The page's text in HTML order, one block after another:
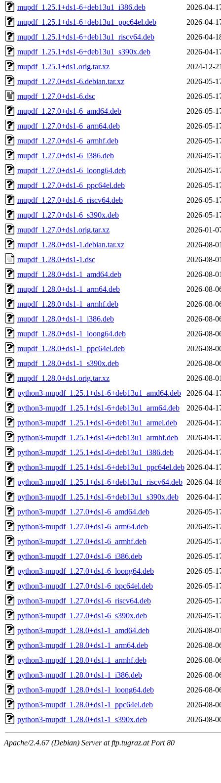
mupdf_1.25.1+ds1-6+deb13u1_i386.deb
2026-04-
mupdf_1.25.1+ds1-6+deb13u1_ppc64el.deb
2026-04-
mupdf_1.25.1+ds1-6+deb13u1_riscv64.deb
2026-04-
mupdf_1.25.1+ds1-6+deb13u1_s390x.deb
2026-04-
mupdf_1.25.1+ds1.orig.tar.xz
2024-12-
mupdf_1.27.0+ds1-6.debian.tar.xz
2026-05-
mupdf_1.27.0+ds1-6.dsc
2026-05-
mupdf_1.27.0+ds1-6_amd64.deb
2026-05-
mupdf_1.27.0+ds1-6_arm64.deb
2026-05-
mupdf_1.27.0+ds1-6_armhf.deb
2026-05-
mupdf_1.27.0+ds1-6_i386.deb
2026-05-
mupdf_1.27.0+ds1-6_loong64.deb
2026-05-
mupdf_1.27.0+ds1-6_ppc64el.deb
2026-05-
mupdf_1.27.0+ds1-6_riscv64.deb
2026-05-
mupdf_1.27.0+ds1-6_s390x.deb
2026-05-
mupdf_1.27.0+ds1.orig.tar.xz
2026-01-
mupdf_1.28.0+ds1-1.debian.tar.xz
2026-08-
mupdf_1.28.0+ds1-1.dsc
2026-08-
mupdf_1.28.0+ds1-1_amd64.deb
2026-08-
mupdf_1.28.0+ds1-1_arm64.deb
2026-08-
mupdf_1.28.0+ds1-1_armhf.deb
2026-08-
mupdf_1.28.0+ds1-1_i386.deb
2026-08-
mupdf_1.28.0+ds1-1_loong64.deb
2026-08-
mupdf_1.28.0+ds1-1_ppc64el.deb
2026-08-
mupdf_1.28.0+ds1-1_s390x.deb
2026-08-
mupdf_1.28.0+ds1.orig.tar.xz
2026-08-
python3-mupdf_1.25.1+ds1-6+deb13u1_amd64.deb
2026-04-
python3-mupdf_1.25.1+ds1-6+deb13u1_arm64.deb
2026-04-
python3-mupdf_1.25.1+ds1-6+deb13u1_armel.deb
2026-04-
python3-mupdf_1.25.1+ds1-6+deb13u1_armhf.deb
2026-04-
python3-mupdf_1.25.1+ds1-6+deb13u1_i386.deb
2026-04-
python3-mupdf_1.25.1+ds1-6+deb13u1_ppc64el.deb 2026-04-
python3-mupdf_1.25.1+ds1-6+deb13u1_riscv64.deb 2026-04-
python3-mupdf_1.25.1+ds1-6+deb13u1_s390x.deb
2026-04-
python3-mupdf_1.27.0+ds1-6_amd64.deb
2026-05-
python3-mupdf_1.27.0+ds1-6_arm64.deb
2026-05-
python3-mupdf_1.27.0+ds1-6_armhf.deb
2026-05-
python3-mupdf_1.27.0+ds1-6_i386.deb
2026-05-
python3-mupdf_1.27.0+ds1-6_loong64.deb
2026-05-
python3-mupdf_1.27.0+ds1-6_ppc64el.deb
2026-05-
python3-mupdf_1.27.0+ds1-6_riscv64.deb
2026-05-
python3-mupdf_1.27.0+ds1-6_s390x.deb
2026-05-
python3-mupdf_1.28.0+ds1-1_amd64.deb
2026-08-
python3-mupdf_1.28.0+ds1-1_arm64.deb
2026-08-
python3-mupdf_1.28.0+ds1-1_armhf.deb
2026-08-
python3-mupdf_1.28.0+ds1-1_i386.deb
2026-08-
python3-mupdf_1.28.0+ds1-1_loong64.deb
2026-08-
python3-mupdf_1.28.0+ds1-1_ppc64el.deb
2026-08-
python3-mupdf_1.28.0+ds1-1_s390x.deb
2026-08-
Apache/2.4.67 (Debian) Server at ftp.tugraz.at Port 80